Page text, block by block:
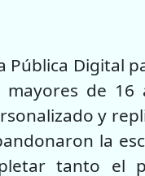
Pública Digital
de 16
y
la
tanto el